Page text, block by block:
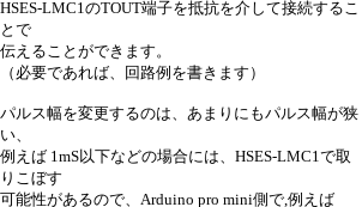
HSES-LMC1のTOUT端子を抵抗を介して接続するこ
とで
伝えることができます。
（必要であれば、回路例を書きます）
パルス幅を変更するのは、あまりにもパルス幅が狭
い、
例えば 1mS以下などの場合には、HSES-LMC1で取
りこぼす
可能性があるので、Arduino pro mini側で,例えば